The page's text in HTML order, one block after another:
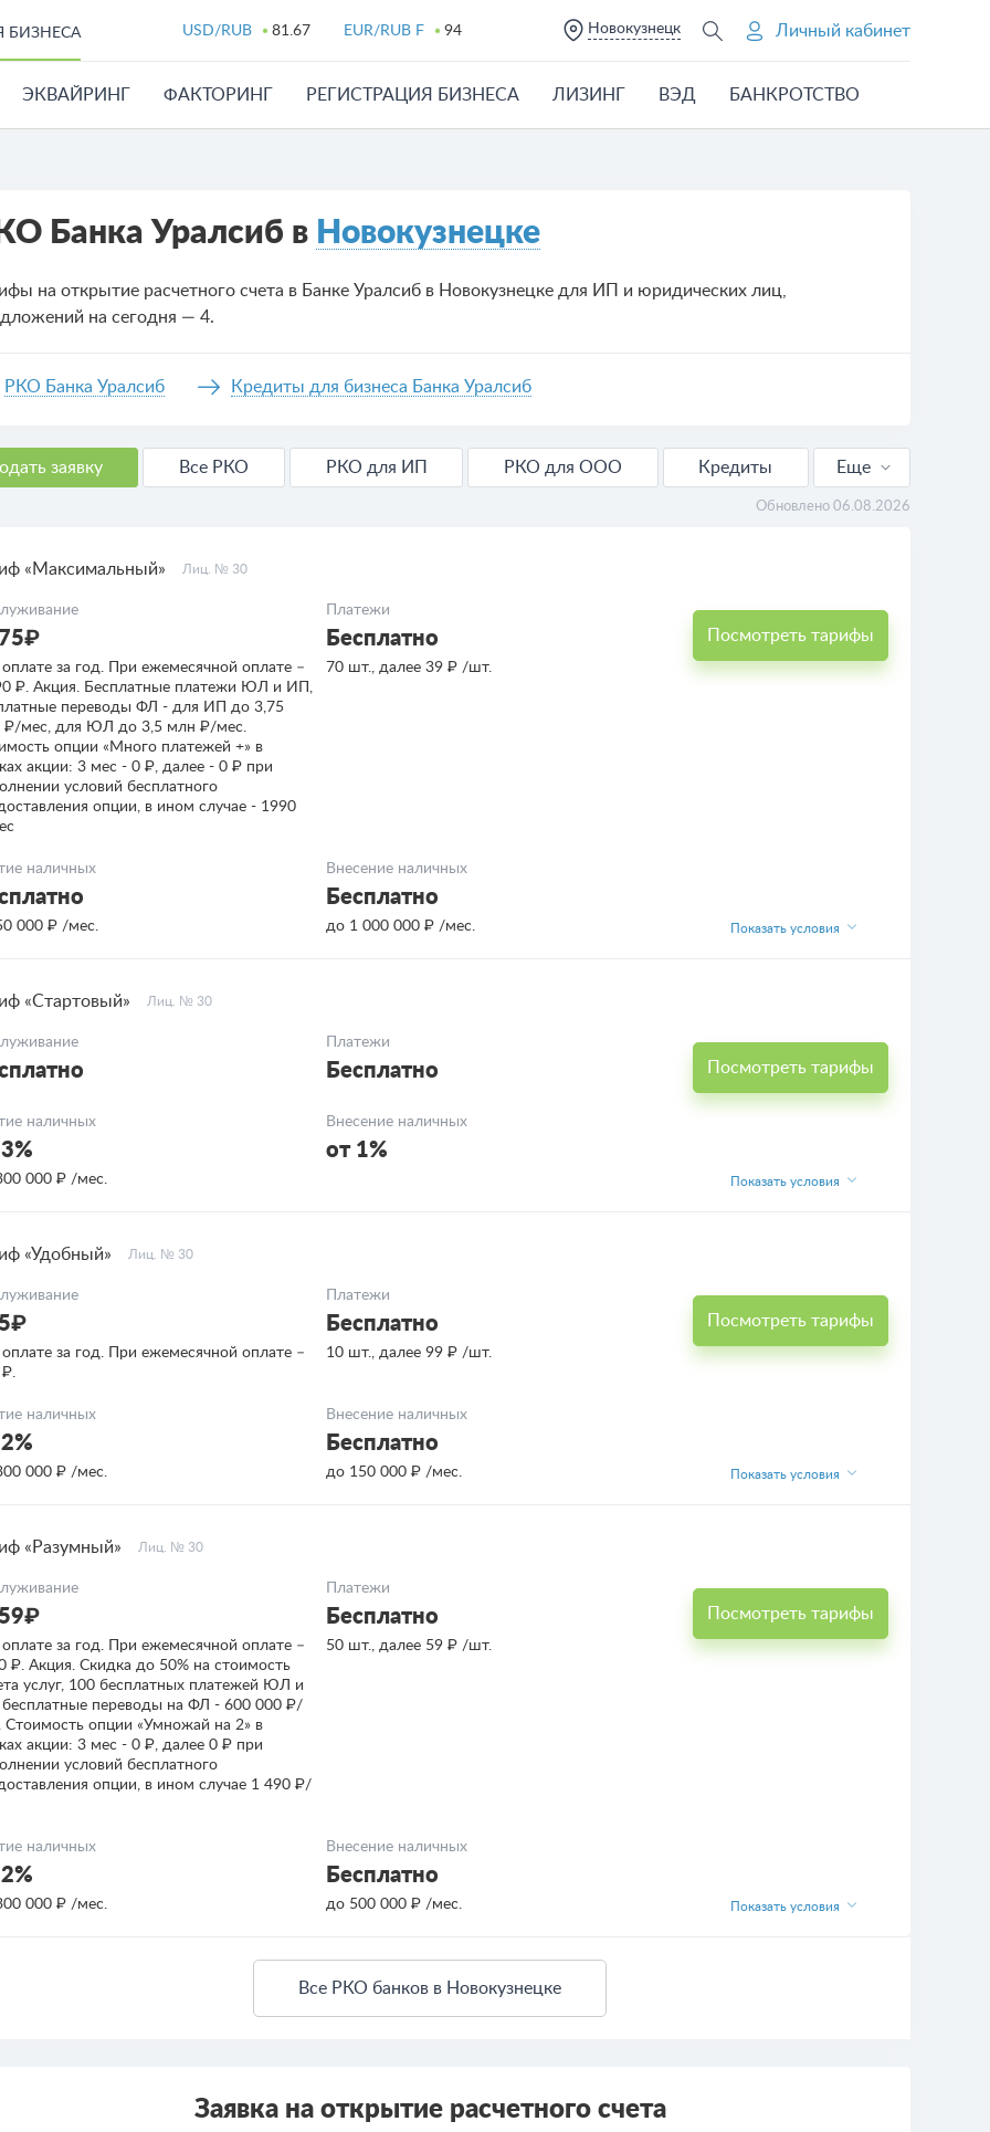
БИЗНЕСА USD/RUB 81.67 EUR/RUB F 94 Новокузнецк Личный кабинет
ЭКВАЙРИНГ ФАКТОРИНГ РЕГИСТРАЦИЯ БИЗНЕСА ЛИЗИНГ ВЭД БАНКРОТСТВО
Банка Уралсиб в Новокузнецке
на открытие расчетного счета в Банке Уралсиб в Новокузнецке для ИП и юридических лиц,
на сегодня — 4.
РКО Банка Уралсиб Кредиты для бизнеса Банка Уралсиб
заявку Все РКО РКО для ИП РКО для ООО
Кредиты
Еще
Обновлено 06.08.2026
«Максимальный» Лиц. № 30
за год. При ежемесячной оплате –
₽. Акция. Бесплатные платежи ЮЛ и ИП,
переводы ФЛ - для ИП до 3,75
₽/мес, для ЮЛ до 3,5 млн ₽/мес.
опции «Много платежей +» в
акции: 3 мес - 0 ₽, далее - 0 ₽ при
условий бесплатного
опции, в ином случае - 1990
Платежи
Бесплатно
70 шт., далее 39 ₽ /шт.
наличных
000 ₽ /мес.
Внесение наличных
Бесплатно
до 1 000 000 ₽ /мес.
Посмотреть тарифы
Показать условия
«Стартовый» Лиц. № 30
Платежи
Бесплатно
наличных
000 ₽ /мес.
Внесение наличных
от 1%
Посмотреть тарифы
Показать условия
«Удобный» Лиц. № 30
за год. При ежемесячной оплате –
Платежи
Бесплатно
10 шт., далее 99 ₽ /шт.
наличных
000 ₽ /мес.
Внесение наличных
Бесплатно
до 150 000 ₽ /мес.
Посмотреть тарифы
Показать условия
«Разумный» Лиц. № 30
за год. При ежемесячной оплате –
₽. Акция. Скидка до 50% на стоимость
услуг, 100 бесплатных платежей ЮЛ и
переводы на ФЛ - 600 000 ₽/
Стоимость опции «Умножай на 2» в
акции: 3 мес - 0 ₽, далее 0 ₽ при
условий бесплатного
опции, в ином случае 1 490 ₽/
Платежи
Бесплатно
50 шт., далее 59 ₽ /шт.
наличных
000 ₽ /мес.
Внесение наличных
Бесплатно
до 500 000 ₽ /мес.
Посмотреть тарифы
Показать условия
Все РКО банков в Новокузнецке
Заявка на открытие расчетного счета